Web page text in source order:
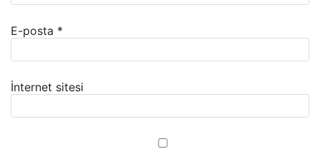
E-posta *
İnternet sitesi